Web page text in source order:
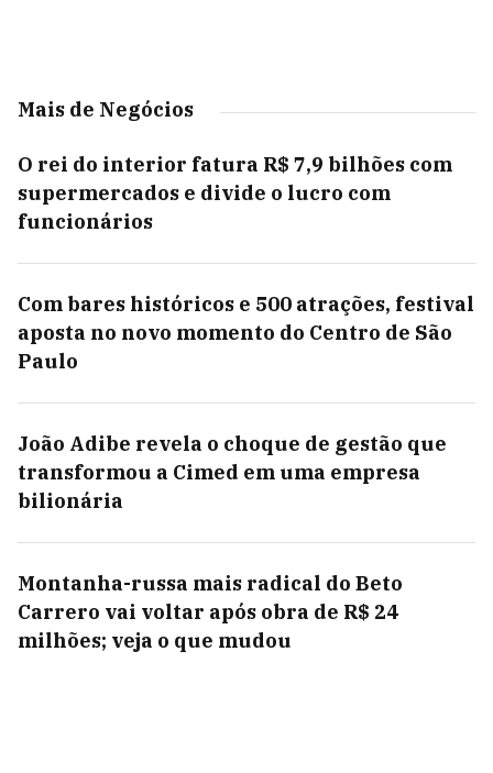
Mais de Negócios
O rei do interior fatura R$ 7,9 bilhões com
supermercados e divide o lucro com
funcionários
Com bares históricos e 500 atrações, festival
aposta no novo momento do Centro de São
Paulo
João Adibe revela o choque de gestão que
transformou a Cimed em uma empresa
bilionária
Montanha-russa mais radical do Beto
Carrero vai voltar após obra de R$ 24
milhões; veja o que mudou